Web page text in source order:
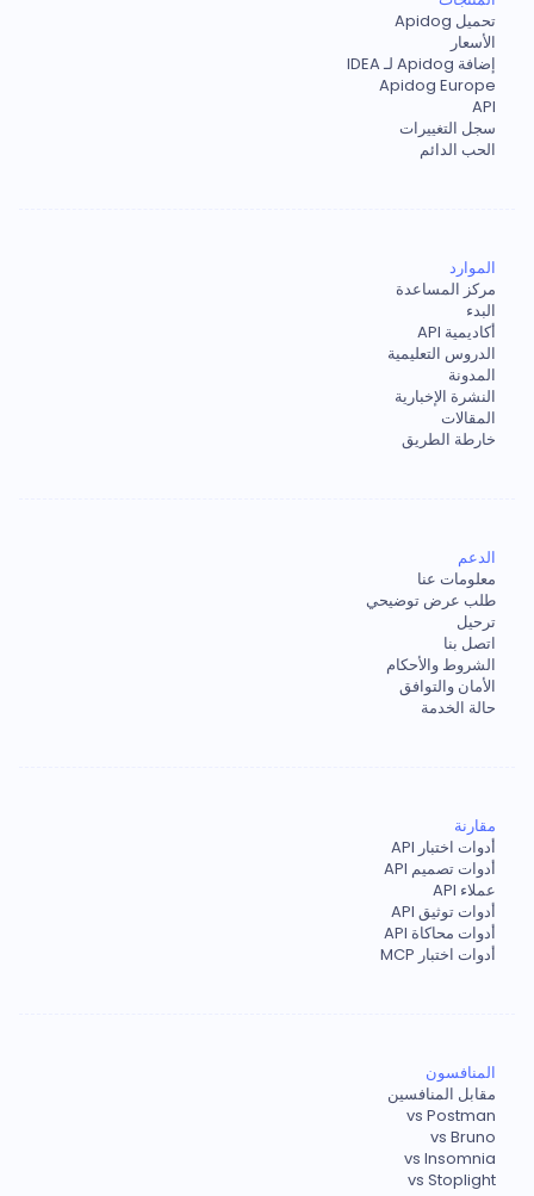
تحميل Apidog
الأسعار
إضافة Apidog لـ IDEA
Apidog Europe
API
سجل التغييرات
الحب الدائم
الموارد
مركز المساعدة
البدء
أكاديمية API
الدروس التعليمية
المدونة
النشرة الإخبارية
المقالات
خارطة الطريق
الدعم
معلومات عنا
طلب عرض توضيحي
ترحيل
اتصل بنا
الشروط والأحكام
الأمان والتوافق
حالة الخدمة
مقارنة
أدوات اختبار API
أدوات تصميم API
عملاء API
أدوات توثيق API
أدوات محاكاة API
أدوات اختبار MCP
المنافسون
مقابل المنافسين
vs Postman
vs Bruno
vs Insomnia
vs Stoplight